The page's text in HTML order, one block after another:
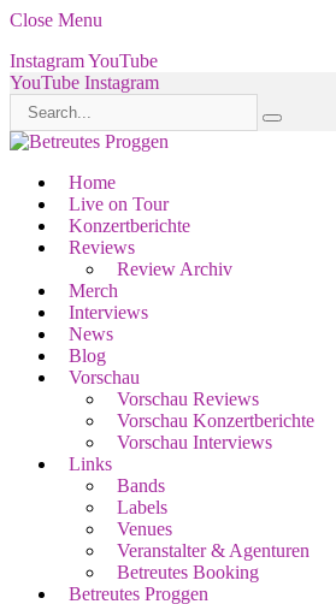
Close Menu
InstagramYouTube
YouTube Instagram
Home
Live on Tour
Konzertberichte
Reviews
Review Archiv
Merch
Interviews
News
Blog
Vorschau
Vorschau Reviews
Vorschau Konzertberichte
Vorschau Interviews
Links
Bands
Labels
Venues
Veranstalter & Agenturen
Betreutes Booking
Betreutes Proggen